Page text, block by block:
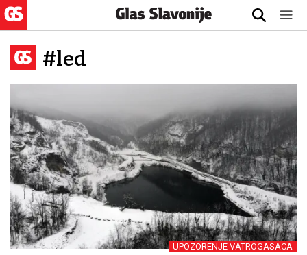
#led
UPOZORENJE VATROGASACA